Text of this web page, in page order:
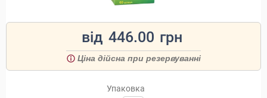
від 446.00 грн
Ціна дійсна при резервуванні
Упаковка